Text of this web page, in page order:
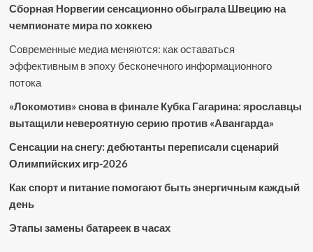
Сборная Норвегии сенсационно обыграла Швецию на
чемпионате мира по хоккею
Современные медиа меняются: как оставаться
эффективным в эпоху бесконечного информационного
потока
«Локомотив» снова в финале Кубка Гагарина: ярославцы
вытащили невероятную серию против «Авангарда»
Сенсации на снегу: дебютанты переписали сценарий
Олимпийских игр-2026
Как спорт и питание помогают быть энергичным каждый
день
Этапы замены батареек в часах